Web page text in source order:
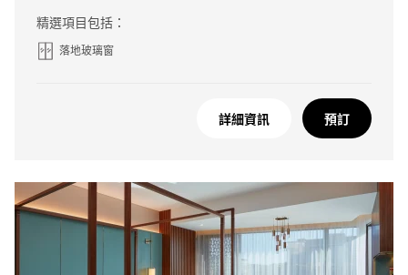
精選項目包括：
落地玻璃窗
詳細資訊 預訂